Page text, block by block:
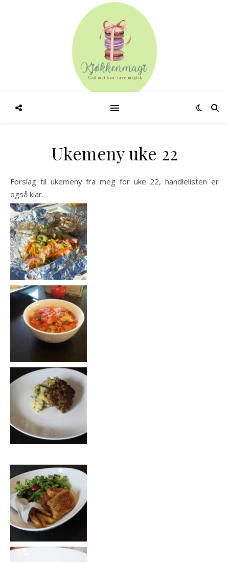
Ukemeny uke 22
Forslag til ukemeny fra meg for uke 22, handlelisten er
også klar.